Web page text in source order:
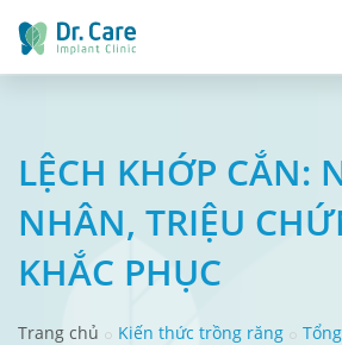
LỆCH KHỚP CẮN:
NHÂN, TRIỆU
KHẮC PHỤC
Trang chủ Kiến thức trồng răng